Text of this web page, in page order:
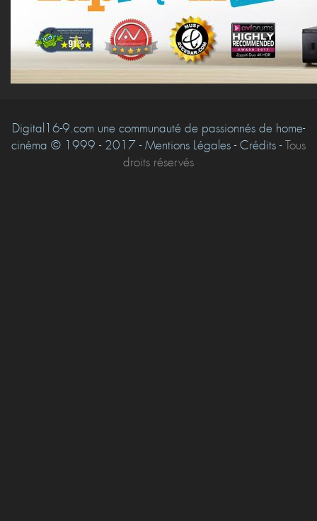
Digital16-9.com une communauté de passionnés de home-
cinéma © 1999 - 2017 - Mentions Légales - Crédits -Tous
droits réservés